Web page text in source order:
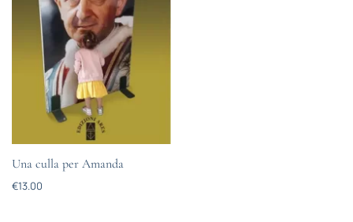
Una culla per Amanda
€13.00